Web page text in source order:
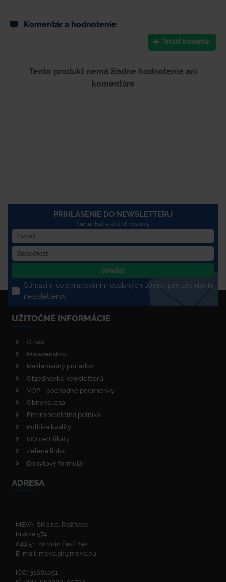
Komentár a hodnotenie
Pridať komentár
Tento produkt nemá žiadne hodnotenie ani
komentáre
PRIHLÁSENIE DO NEWSLETTERU
Nenechajte si újsť novinky
Odoslať
Súhlasím so spracovaním osobných údajov pre zasielanie
newsletterov
UŽITOČNÉ INFORMÁCIE
O nás
Poradenstvo
Reklamačný poriadok
Objednávka newsletterů
VOP - obchodné podmienky
Obnova lesa
Enviromentálna politika
Politika kvality
ISO certifikáty
Zelená linka
Dopytový formulár
ADRESA
MEVA-SK s.r.o. Rožňava
Krátka 574
049 51, Brzotín časť Bak
E-mail: meva.sk@meva.eu
IČO: 31681051